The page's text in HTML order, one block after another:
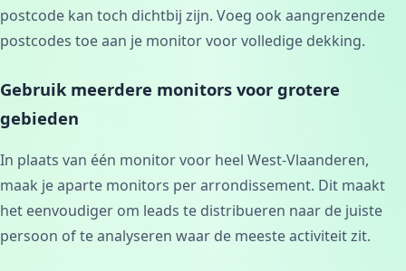
postcode kan toch dichtbij zijn. Voeg ook aangrenzende
postcodes toe aan je monitor voor volledige dekking.
Gebruik meerdere monitors voor grotere
gebieden
In plaats van één monitor voor heel West-Vlaanderen,
maak je aparte monitors per arrondissement. Dit maakt
het eenvoudiger om leads te distribueren naar de juiste
persoon of te analyseren waar de meeste activiteit zit.